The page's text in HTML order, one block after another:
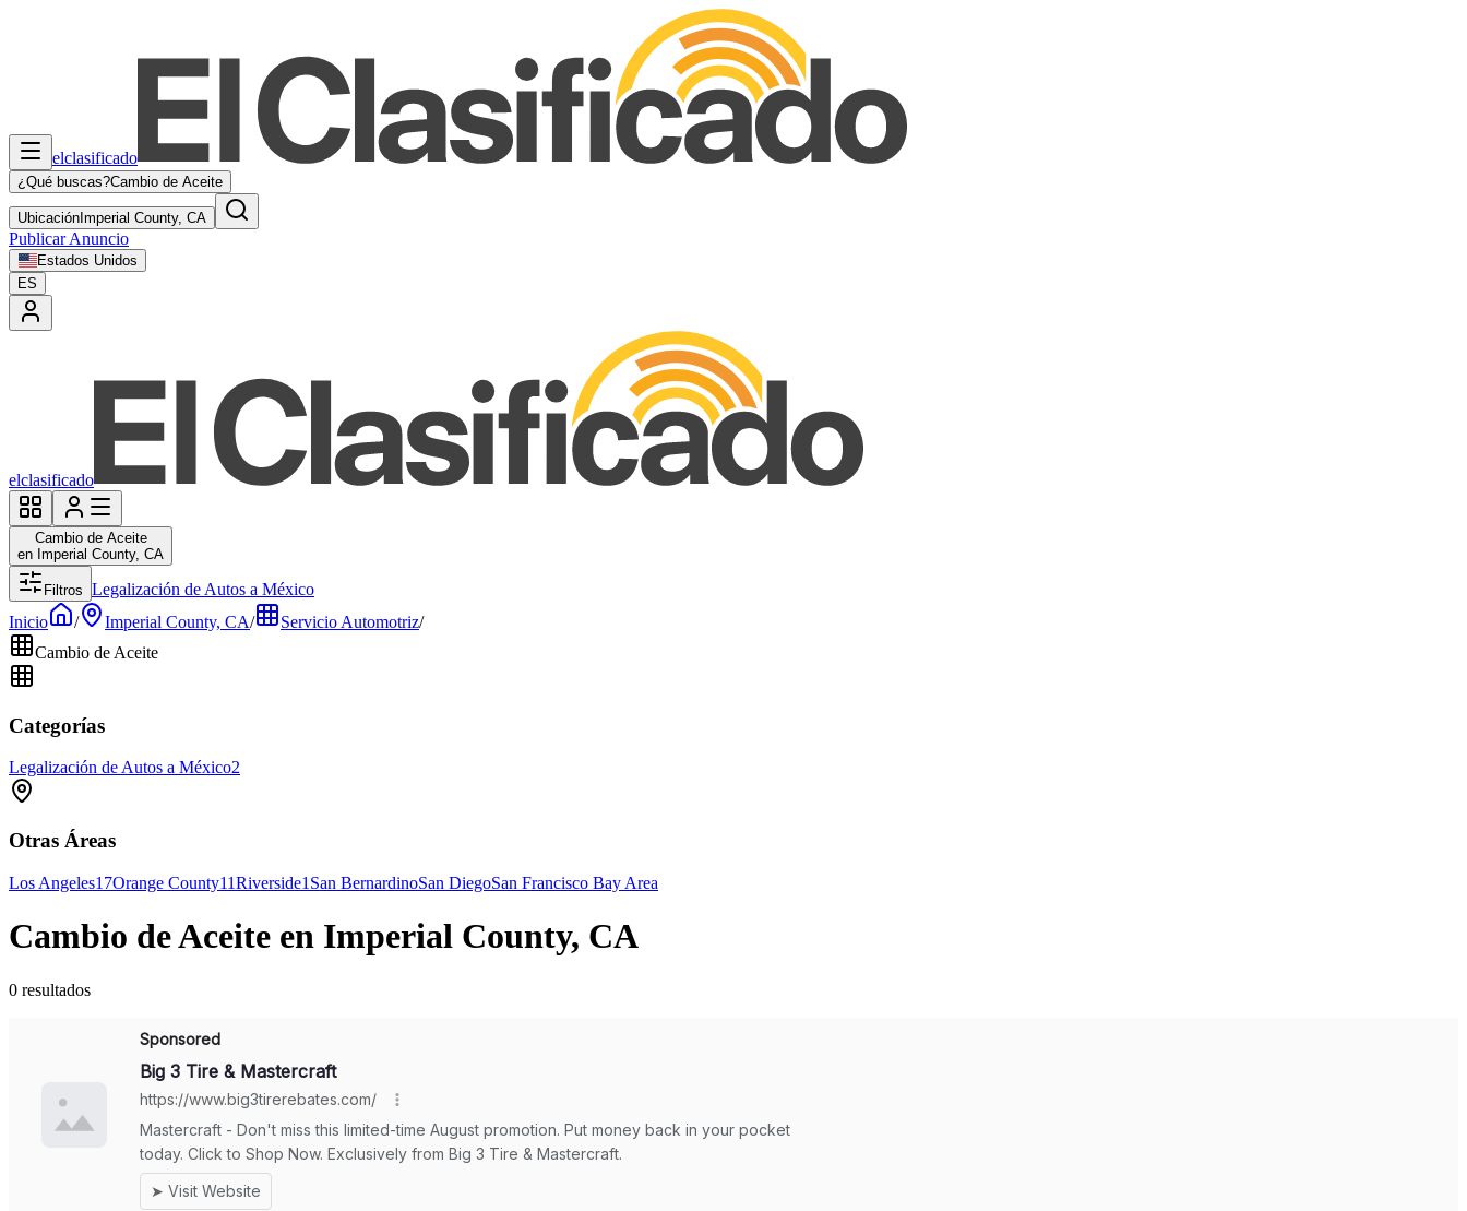
elclasificado
¿Qué buscas?Cambio de Aceite
Ubicación Imperial County, CA
Publicar Anuncio
Estados Unidos
ES
elclasificado
Cambio de Aceite
en Imperial County, CA
Filtros Legalización de Autos a México
Inicio
/ Imperial County, CA/ Servicio Automotriz/
Cambio de Aceite
Categorías
Legalización de Autos a México2
Otras Áreas
Los Angeles17Orange County11Riverside1 San BernardinoSan DiegoSan Francisco Bay Area
Cambio de Aceite en Imperial County, CA
0 resultados